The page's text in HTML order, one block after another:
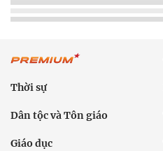
Thời sự
Dân tộc và Tôn giáo
Giáo dục